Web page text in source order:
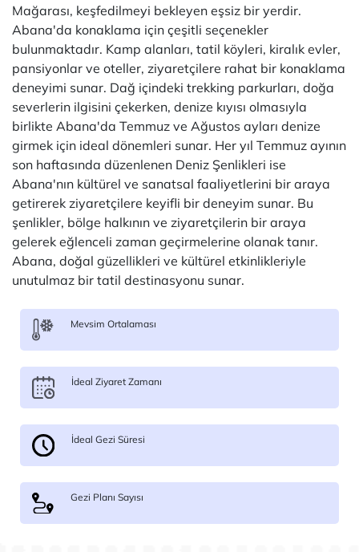
Mağarası, keşfedilmeyi bekleyen eşsiz bir yerdir.
Abana'da konaklama için çeşitli seçenekler
bulunmaktadır. Kamp alanları, tatil köyleri, kiralık evler,
pansiyonlar ve oteller, ziyaretçilere rahat bir konaklama
deneyimi sunar. Dağ içindeki trekking parkurları, doğa
severlerin ilgisini çekerken, denize kıyısı olmasıyla
birlikte Abana'da Temmuz ve Ağustos ayları denize
girmek için ideal dönemleri sunar. Her yıl Temmuz ayının
son haftasında düzenlenen Deniz Şenlikleri ise
Abana'nın kültürel ve sanatsal faaliyetlerini bir araya
getirerek ziyaretçilere keyifli bir deneyim sunar. Bu
şenlikler, bölge halkının ve ziyaretçilerin bir araya
gelerek eğlenceli zaman geçirmelerine olanak tanır.
Abana, doğal güzellikleri ve kültürel etkinlikleriyle
unutulmaz bir tatil destinasyonu sunar.
Mevsim Ortalaması
İdeal Ziyaret Zamanı
İdeal Gezi Süresi
Gezi Planı Sayısı